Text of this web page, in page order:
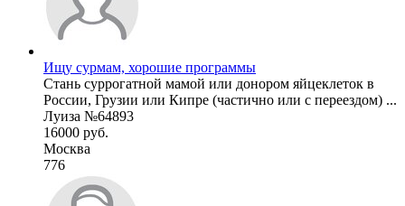
Ищу сурмам, хорошие программы
Стань суррогатной мамой или донором яйцеклеток в
России, Грузии или Кипре (частично или с переездом) ...
Луиза №64893
16000 руб.
Москва
776